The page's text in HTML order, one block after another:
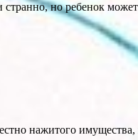
но ребенок
нажитого